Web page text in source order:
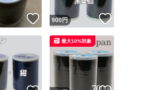
いいね！
900円
最大10%対象